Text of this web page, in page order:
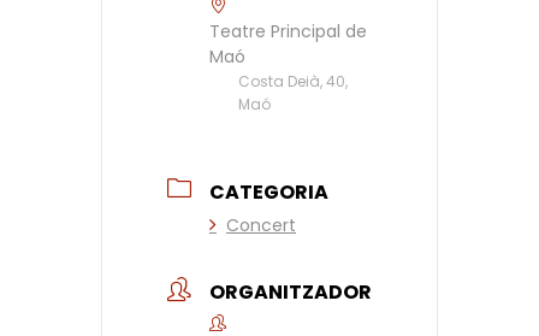
Teatre Principal de
Maó
Costa Deià, 40,
Maó
CATEGORIA
Concert
ORGANITZADOR